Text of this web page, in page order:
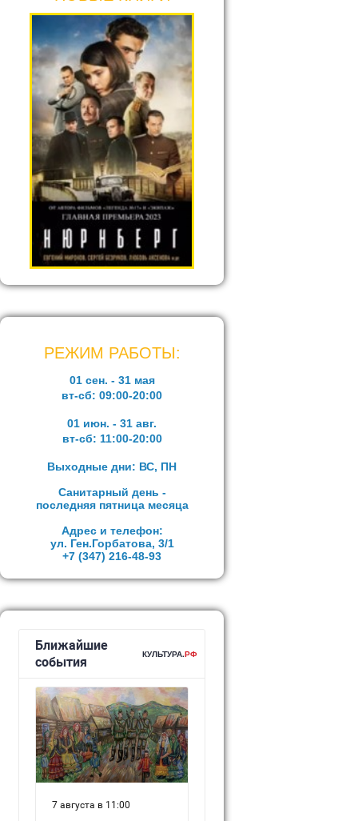
РЕЖИМ РАБОТЫ:
01 сен. - 31 мая
вт-сб: 09:00-20:00
01 июн. - 31 авг.
вт-сб: 11:00-20:00
Выходные дни: ВС, ПН
Санитарный день -
последняя пятница месяца
Адрес и телефон:
ул. Ген.Горбатова, 3/1
+7 (347) 216-48-93